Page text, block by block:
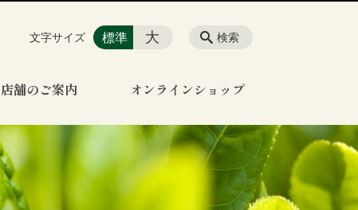
店舗のご案内 オンラインショップ
検索
文字サイズ 標準 大